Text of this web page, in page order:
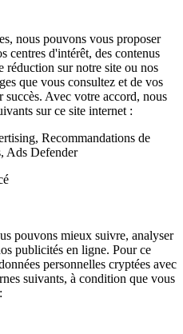
nous pouvons vous proposer
centres d'intérêt, des contenus
réduction sur notre site ou nos
que vous consultez et de vos
succès. Avec votre accord, nous
sur ce site internet :
Recommandations de
Ads Defender
pouvons mieux suivre, analyser
publicités en ligne. Pour ce
personnelles cryptées avec
suivants, à condition que vous